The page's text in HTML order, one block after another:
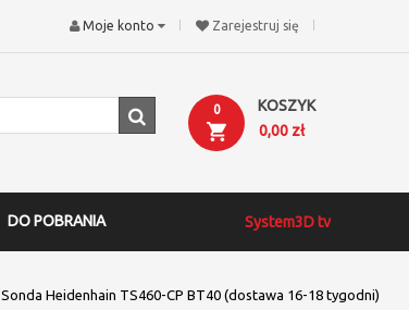
Zarejestruj się
Moje konto
KOSZYK
0
0,00 zł
DO POBRANIA System3D tv
Sonda Heidenhain TS460-CP BT40 (dostawa 16-18 tygodni)